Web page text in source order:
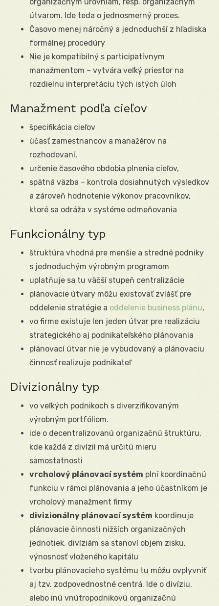
útvarom. Ide teda o jednosmerný proces.
Časovo menej náročný a jednoduchší z hľadiska
formálnej procedúry
Nie je kompatibilný s participatívnym
manažmentom – vytvára veľký priestor na
rozdielnu interpretáciu tých istých úloh
Manažment podľa cieľov
špecifikácia cieľov
účasť zamestnancov a manažérov na
rozhodovaní,
určenie časového obdobia plnenia cieľov,
spätná väzba – kontrola dosiahnutých výsledkov
a zároveň hodnotenie výkonov pracovníkov,
ktoré sa odráža v systéme odmeňovania
Funkcionálny typ
štruktúra vhodná pre menšie a stredné podniky
s jednoduchým výrobným programom
uplatňuje sa tu väčší stupeň centralizácie
plánovacie útvary môžu existovať zvlášť pre
oddelenie stratégie a oddelenie business plánu,
vo firme existuje len jeden útvar pre realizáciu
strategického aj podnikateľského plánovania
plánovací útvar nie je vybudovaný a plánovaciu
činnosť realizuje podnikateľ
Divizionálny typ
vo veľkých podnikoch s diverzifikovaným
výrobným portfóliom.
ide o decentralizovanú organizačnú štruktúru,
kde každá z divízií má určitú mieru
samostatnosti
vrcholový plánovací systém plní koordinačnú
funkciu v rámci plánovania a jeho účastníkom je
vrcholový manažment firmy
divizionálny plánovací systém koordinuje
plánovacie činnosti nižších organizačných
jednotiek, divíziám sa stanoví objem zisku,
výnosnosť vloženého kapitálu
tvorbu plánovacieho systému tu môžu ovplyvniť
aj tzv. zodpovednostné centrá. Ide o divíziu,
alebo inú vnútropodnikovú organizačnú